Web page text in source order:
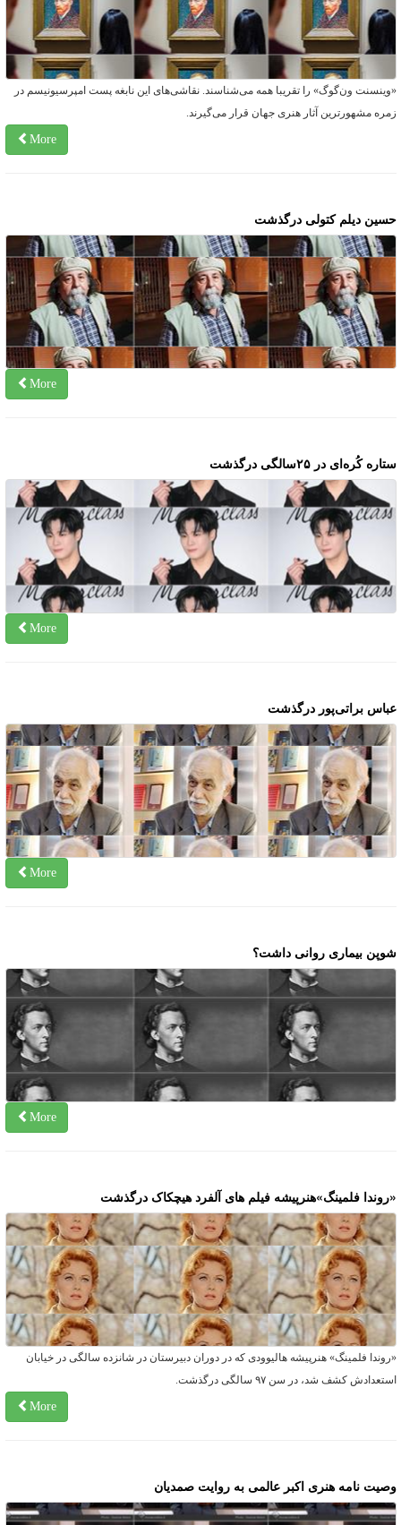
ون‌گوگ» را تقریبا همه می‌شناسند. نقاشی‌های این نابغه پست امپرسیونیسم در
مشهورترین آثار هنری جهان قرار می‌گیرند.
More
دیلم کتولی درگذشت
More
کُره‌ای در ۲۵سالگی درگذشت
More
براتی‌پور درگذشت
More
بیماری روانی داشت؟
More
فلمینگ»هنرپیشه فیلم های آلفرد هیچکاک درگذشت
فلمینگ» هنرپیشه هالیوودی که در دوران دبیرستان در شانزده سالگی در خیابان
کشف شد، در سن ۹۷ سالگی درگذشت.
More
نامه هنری اکبر عالمی به روایت صمدیان